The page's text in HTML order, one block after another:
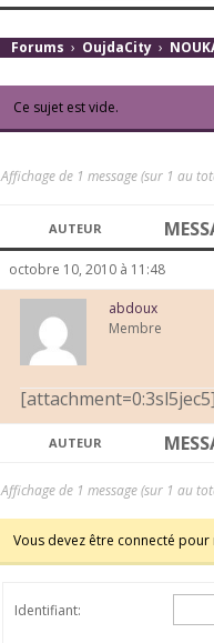
Forums › OujdaCity ›
Ce sujet est vide.
Affichage de 1 message (sur 1 au
AUTEUR
octobre 10, 2010 à 11:48
abdoux
Membre
[attachment=0:3sl5jec5]
AUTEUR
Affichage de 1 message (sur 1 au
Vous devez être connecté
Identifiant: